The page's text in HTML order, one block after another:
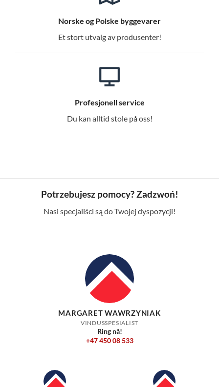
Norske og Polske byggevarer
Et stort utvalg av produsenter!
Profesjonell service
Du kan alltid stole på oss!
Potrzebujesz pomocy? Zadzwoń!
Nasi specjaliści są do Twojej dyspozycji!
MARGARET WAWRZYNIAK
VINDUSSPESIALIST
Ring nå!
+47 450 08 533